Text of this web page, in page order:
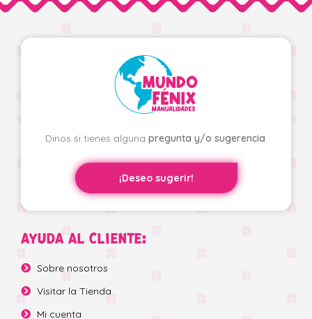
Dinos si tienes alguna pregunta y/o sugerencia.
¡Deseo sugerir!
AYUDA AL CLIENTE:
Sobre nosotros
Visitar la Tienda
Mi cuenta